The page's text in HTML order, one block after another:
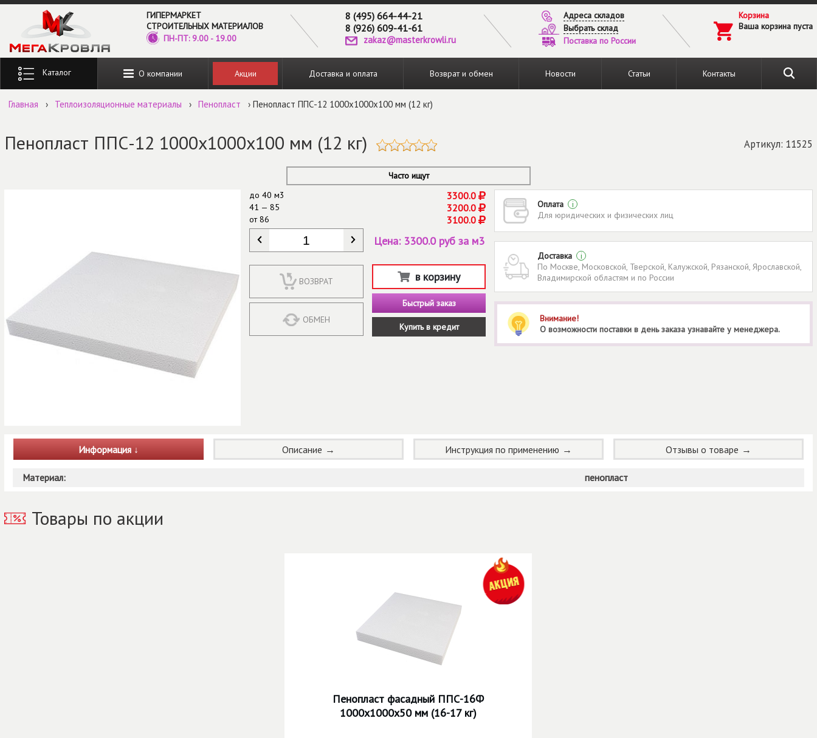
Перейти к основному содержанию
ГИПЕРМАРКЕТ
СТРОИТЕЛЬНЫХ МАТЕРИАЛОВ
ПН-ПТ: 9.00 - 19.00
8 (495) 664-44-21
8 (926) 609-41-61
zakaz@masterkrowli.ru
Адреса складов
Выбрать склад
Поставка по России
Корзина
Ваша корзина пуста
О компании Акции Доставка и оплата Возврат и обмен Новости Статьи Контакты
Введите ключевые слова для поиска
Главная › Теплоизоляционные материалы › Пенопласт › Пенопласт ППС-12 1000х1000х100 мм (12 кг)
Пенопласт ППС-12 1000х1000х100 мм (12 кг) Артикул: 11525
Часто ищут
до 40 м3 3300.0
41 — 85 3200.0
от86 3100.0
КОЛИЧЕСТВО*
ВОЗВРАТ
ОБМЕН
Цена: 3300.0 руб за м3
в корзину
Быстрый заказ
Купить в кредит
Оплата
i
Для юридических и физических лиц
Доставка
i
По Москве, Московской, Тверской, Калужской, Рязанской, Ярославской,
Владимирской областям и по России
Внимание!
О возможности поставки в день заказа узнавайте у менеджера.
Информация Описание Инструкция по применению Отзывы о товаре
Материал: пенопласт
Товары по акции
Пенопласт фасадный ППС-16Ф
1000х1000х50 мм (16-17 кг)